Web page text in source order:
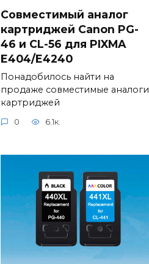
Совместимый аналог
картриджей Canon PG-
46 и CL-56 для PIXMA
E404/E4240
Понадобилось найти на
продаже совместимые аналоги
картриджей
0 6.1к.